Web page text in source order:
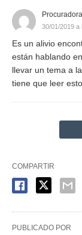
Procuradora
30/01/2019 a
Es un alivio
están hablando
llevar un tema a
tiene que leer esto.
COMPARTIR
PUBLICADO POR